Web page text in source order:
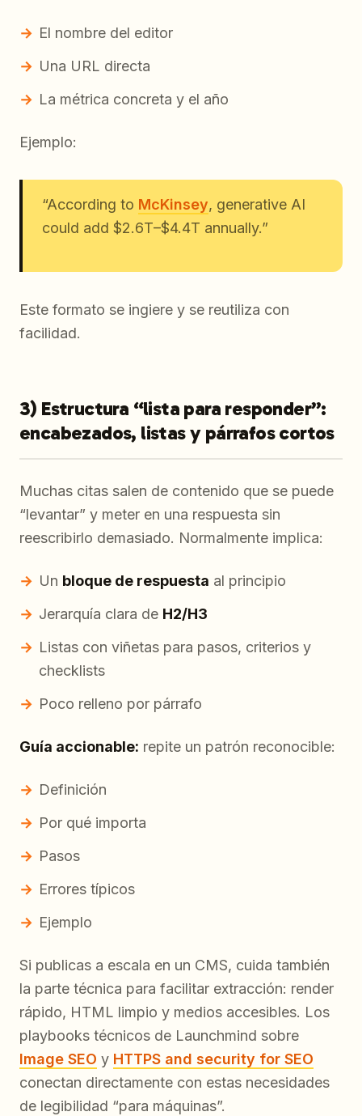
El nombre del editor
Una URL directa
La métrica concreta y el año
Ejemplo:
“According to McKinsey, generative AI
could add $2.6T–$4.4T annually.”
Este formato se ingiere y se reutiliza con
facilidad.
3) Estructura “lista para responder”:
encabezados, listas y párrafos cortos
Muchas citas salen de contenido que se puede
“levantar” y meter en una respuesta sin
reescribirlo demasiado. Normalmente implica:
Un bloque de respuesta al principio
Jerarquía clara de H2/H3
Listas con viñetas para pasos, criterios y
checklists
Poco relleno por párrafo
Guía accionable: repite un patrón reconocible:
Definición
Por qué importa
Pasos
Errores típicos
Ejemplo
Si publicas a escala en un CMS, cuida también
la parte técnica para facilitar extracción: render
rápido, HTML limpio y medios accesibles. Los
playbooks técnicos de Launchmind sobre
Image SEO y HTTPS and security for SEO
conectan directamente con estas necesidades
de legibilidad “para máquinas”.